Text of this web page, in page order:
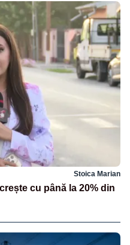
Stoica Marian
cu până la 20% din